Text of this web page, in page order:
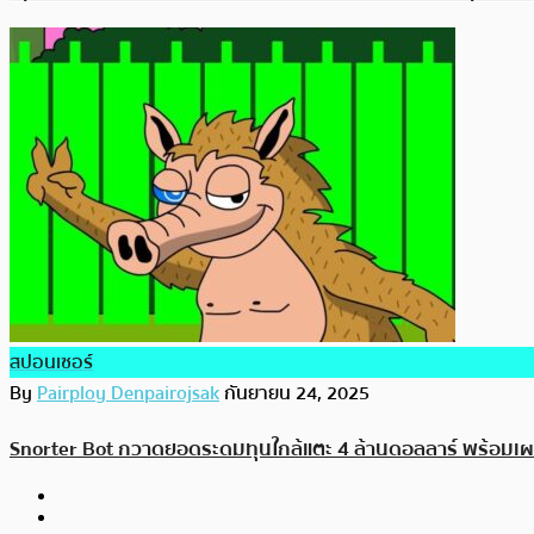
สปอนเซอร์
ByPairploy Denpairojsakกันยายน 24, 2025
Snorter Bot กวาดยอดระดมทุนใกล้แตะ 4 ล้านดอลลาร์ พร้อม